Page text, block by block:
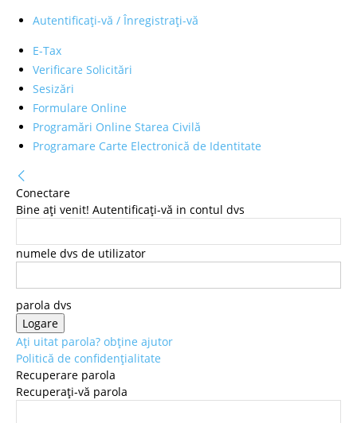
Autentificați-vă / Înregistrați-vă
E-Tax
Verificare Solicitări
Sesizări
Formulare Online
Programări Online Starea Civilă
Programare Carte Electronică de Identitate
Conectare
Bine ați venit! Autentificați-vă in contul dvs
numele dvs de utilizator
parola dvs
Ați uitat parola? obține ajutor
Politică de confidențialitate
Recuperare parola
Recuperați-vă parola